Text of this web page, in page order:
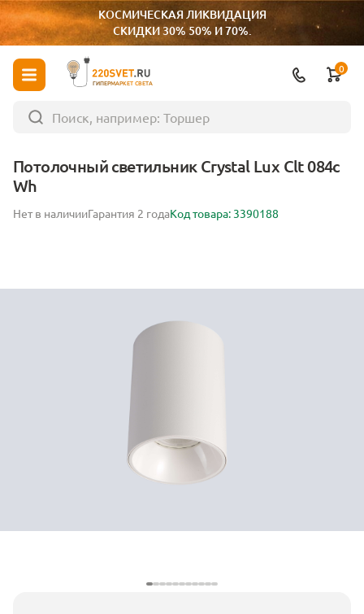
КОСМИЧЕСКАЯ ЛИКВИДАЦИЯ
СКИДКИ 30% 50% И 70%.
ГИПЕРМАРКЕТ СВЕТА
0
Потолочный светильник Crystal Lux Clt 084c
Wh
Нет в наличииГарантия 2 годаКод товара: 3390188